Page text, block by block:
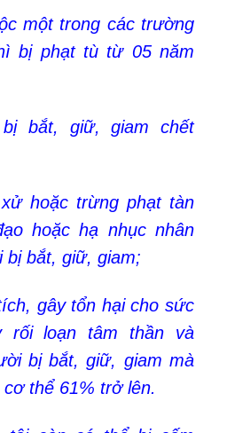
một trong các trường
bị phạt tù từ 05 năm
bắt, giữ, giam chết
hoặc trừng phạt tàn
hoặc hạ nhục nhân
bị bắt, giữ, giam;
gây tổn hại cho sức
rối loạn tâm thần và
bị bắt, giữ, giam mà
thể 61% trở lên.